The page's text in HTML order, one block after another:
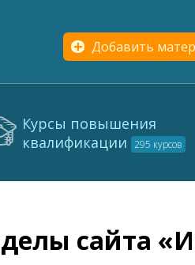
Добавить
Курсы повышения
квалификации 295 курсов
сайта